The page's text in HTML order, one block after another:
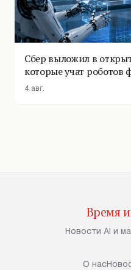
Сбер выложил в
которые учат роботов
4 авг.
Время
Новости AI и
О нас